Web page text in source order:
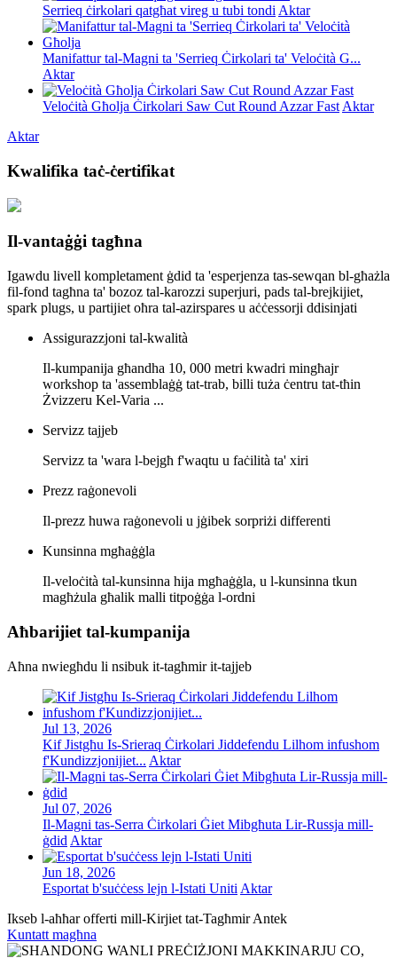
Serrieq ċirkolari qatgħat vireg u tubi tondi Aktar
Manifattur tal-Magni ta 'Serrieq Ċirkolari ta' Veloċità G...
Aktar
Veloċità Għolja Ċirkolari Saw Cut Round Azzar Fast Aktar
Aktar
Kwalifika taċ-ċertifikat
Il-vantaġġi tagħna
Igawdu livell kompletament ġdid ta 'esperjenza tas-sewqan bl-għażla
fil-fond tagħna ta' bozoz tal-karozzi superjuri, pads tal-brejkijiet,
spark plugs, u partijiet oħra tal-azirspares u aċċessorji ddisinjati
Assigurazzjoni tal-kwalità
Il-kumpanija għandha 10, 000 metri kwadri mingħajr
workshop ta 'assemblaġġ tat-trab, billi tuża ċentru tat-tħin
Żvizzeru Kel-Varia ...
Servizz tajjeb
Servizz ta 'wara l-bejgħ f'waqtu u faċilità ta' xiri
Prezz raġonevoli
Il-prezz huwa raġonevoli u jġibek sorpriżi differenti
Kunsinna mgħaġġla
Il-veloċità tal-kunsinna hija mgħaġġla, u l-kunsinna tkun
magħżula għalik malli titpoġġa l-ordni
Aħbarijiet tal-kumpanija
Aħna nwiegħdu li nsibuk it-tagħmir it-tajjeb
Jul 13, 2026
Kif Jistgħu Is-Srieraq Ċirkolari Jiddefendu Lilhom infushom
f'Kundizzjonijiet... Aktar
Jul 07, 2026
Il-Magni tas-Serra Ċirkolari Ġiet Mibgħuta Lir-Russja mill-
ġdid Aktar
Jun 18, 2026
Esportat b'suċċess lejn l-Istati Uniti Aktar
Ikseb l-aħħar offerti mill-Kirjiet tat-Tagħmir Antek
Kuntatt magħna